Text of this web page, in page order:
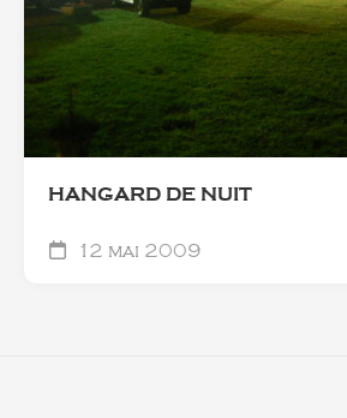
HANGARD DE NUIT
12 mai 2009